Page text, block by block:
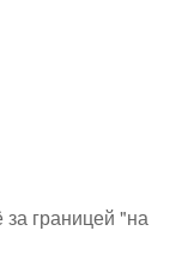
границей "на